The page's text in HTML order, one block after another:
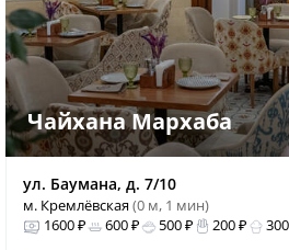
Чайхана Мархаба
ул. Баумана, д. 7/10
м. Кремлёвская(0 м, 1 мин)
1600 ₽
600 ₽ 500 ₽ 200 ₽